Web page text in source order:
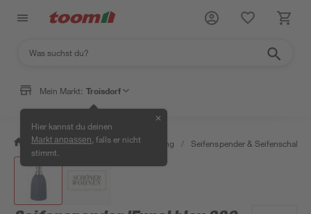
Mein Markt: Troisdorf
Hier kannst du deinen
Markt anpassen , falls er nicht
stimmt.
✕
/ Bad & Sanitär / Bad-Ausstattung / Seifenspender & Seifenschalen